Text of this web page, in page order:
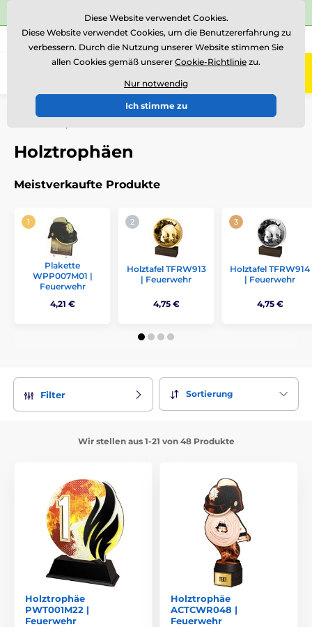
⭐Siehe 504 verifizierte Bewertungen auf
Rufen Sie uns an (Mo-Fr 15-18) +43 676 361 37 22
0
Einführung Auszeichnungen nach Thema
Holztrophäen
Meistverkaufte Produkte
Plakette
WPP007M01 |
Feuerwehr
4,21 €
Holztafel TFRW913
| Feuerwehr
4,75 €
Holztafel TFRW914
| Feuerwehr
4,75 €
Filter Sortierung
Wir stellen aus 1-21 von 48 Produkte
Holztrophäe
PWT001M22 |
Feuerwehr
Holztrophäe
ACTCWR048 |
Feuerwehr
Diese Website verwendet Cookies.
Diese Website verwendet Cookies, um die Benutzererfahrung zu
verbessern. Durch die Nutzung unserer Website stimmen Sie
allen Cookies gemäß unserer Cookie-Richtlinie zu.
Nur notwendig
Ich stimme zu